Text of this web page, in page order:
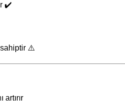
✔️
sahiptir ⚠️